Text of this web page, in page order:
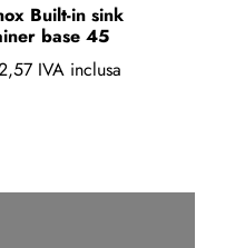
Built-in sink
base 45
IVA inclusa